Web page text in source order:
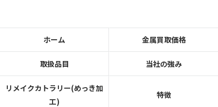
ホーム 金属買取価格
取扱品目 当社の強み
リメイクカトラリー(めっき加
工)
特徴